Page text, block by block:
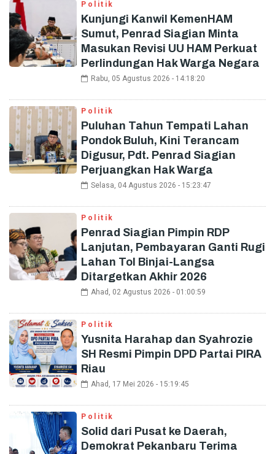
Politik
Kunjungi Kanwil KemenHAM
Sumut, Penrad Siagian Minta
Masukan Revisi UU HAM Perkuat
Perlindungan Hak Warga Negara
Rabu, 05 Agustus 2026 - 14:18:20
Politik
Puluhan Tahun Tempati Lahan
Pondok Buluh, Kini Terancam
Digusur, Pdt. Penrad Siagian
Perjuangkan Hak Warga
Selasa, 04 Agustus 2026 - 15:23:47
Politik
Penrad Siagian Pimpin RDP
Lanjutan, Pembayaran Ganti Rugi
Lahan Tol Binjai-Langsa
Ditargetkan Akhir 2026
Ahad, 02 Agustus 2026 - 01:00:59
Politik
Yusnita Harahap dan Syahrozie
SH Resmi Pimpin DPD Partai PIRA
Riau
Ahad, 17 Mei 2026 - 15:19:45
Politik
Solid dari Pusat ke Daerah,
Demokrat Pekanbaru Terima